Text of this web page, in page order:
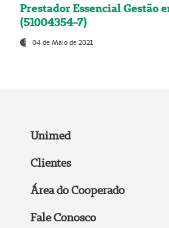
Prestador Essencial Gestão
(51004354-7)
04 de Maio de 2021
Unimed
Clientes
Área do Cooperado
Fale Conosco